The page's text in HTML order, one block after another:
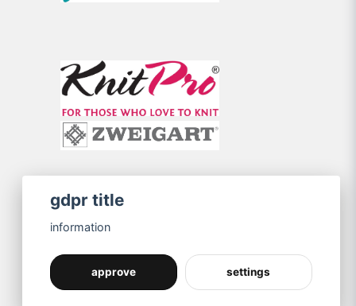
gdpr title
information
approve settings